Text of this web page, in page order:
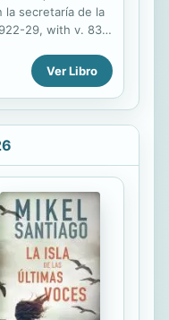
de
donde se
de la
y en ella priva
modelos
La
si se...
secretaría de la
29, with v. 83,
Ver Libro